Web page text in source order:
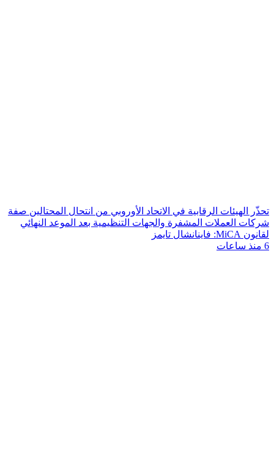
تحذّر الهيئات الرقابية في الاتحاد الأوروبي من انتحال المحتالين صفة
شركات العملات المشفرة والجهات التنظيمية بعد الموعد النهائي
لقانون MiCA: فاينانشال تايمز
6 منذ ساعات